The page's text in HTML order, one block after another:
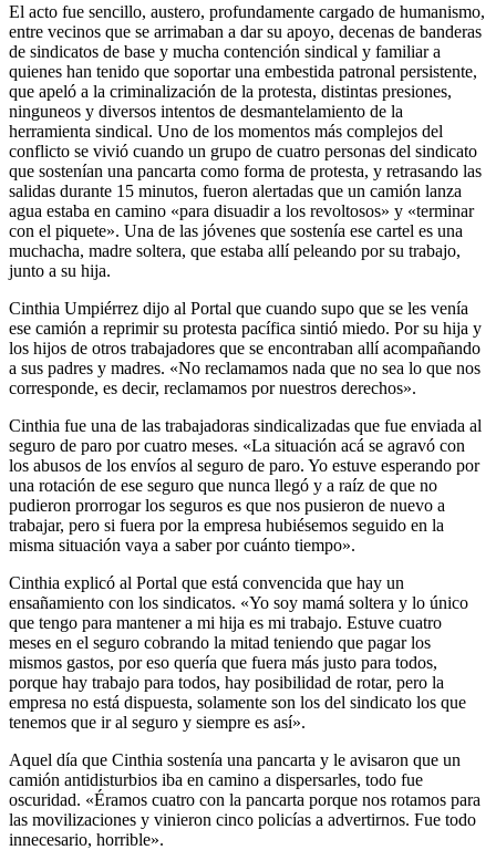
El acto fue sencillo, austero, profundamente cargado de humanismo,
entre vecinos que se arrimaban a dar su apoyo, decenas de banderas
de sindicatos de base y mucha contención sindical y familiar a
quienes han tenido que soportar una embestida patronal persistente,
que apeló a la criminalización de la protesta, distintas presiones,
ninguneos y diversos intentos de desmantelamiento de la
herramienta sindical. Uno de los momentos más complejos del
conflicto se vivió cuando un grupo de cuatro personas del sindicato
que sostenían una pancarta como forma de protesta, y retrasando las
salidas durante 15 minutos, fueron alertadas que un camión lanza
agua estaba en camino «para disuadir a los revoltosos» y «terminar
con el piquete». Una de las jóvenes que sostenía ese cartel es una
muchacha, madre soltera, que estaba allí peleando por su trabajo,
junto a su hija.
Cinthia Umpiérrez dijo al Portal que cuando supo que se les venía
ese camión a reprimir su protesta pacífica sintió miedo. Por su hija y
los hijos de otros trabajadores que se encontraban allí acompañando
a sus padres y madres. «No reclamamos nada que no sea lo que nos
corresponde, es decir, reclamamos por nuestros derechos».
Cinthia fue una de las trabajadoras sindicalizadas que fue enviada al
seguro de paro por cuatro meses. «La situación acá se agravó con
los abusos de los envíos al seguro de paro. Yo estuve esperando por
una rotación de ese seguro que nunca llegó y a raíz de que no
pudieron prorrogar los seguros es que nos pusieron de nuevo a
trabajar, pero si fuera por la empresa hubiésemos seguido en la
misma situación vaya a saber por cuánto tiempo».
Cinthia explicó al Portal que está convencida que hay un
ensañamiento con los sindicatos. «Yo soy mamá soltera y lo único
que tengo para mantener a mi hija es mi trabajo. Estuve cuatro
meses en el seguro cobrando la mitad teniendo que pagar los
mismos gastos, por eso quería que fuera más justo para todos,
porque hay trabajo para todos, hay posibilidad de rotar, pero la
empresa no está dispuesta, solamente son los del sindicato los que
tenemos que ir al seguro y siempre es así».
Aquel día que Cinthia sostenía una pancarta y le avisaron que un
camión antidisturbios iba en camino a dispersarles, todo fue
oscuridad. «Éramos cuatro con la pancarta porque nos rotamos para
las movilizaciones y vinieron cinco policías a advertirnos. Fue todo
innecesario, horrible».